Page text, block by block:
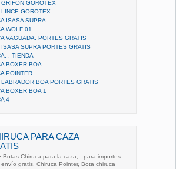
GRIFON GOROTEX
LINCE GOROTEX
ISASA SUPRA
WOLF 01
VAGUADA, PORTES GRATIS
ISASA SUPRA PORTES GRATIS
. TIENDA
BOXER BOA
POINTER
LABRADOR BOA PORTES GRATIS
BOXER BOA 1
4
PARA CAZA
Botas Chiruca para la caza, , para importes
envío gratis. Chiruca Pointer, Bota chiruca